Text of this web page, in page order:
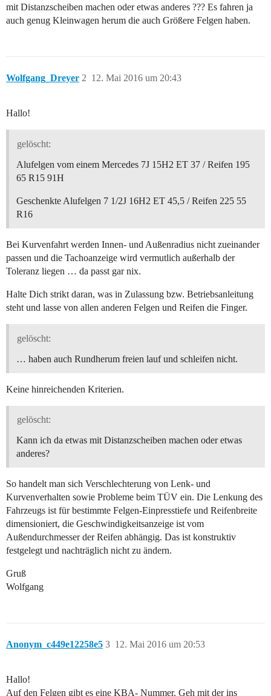
mit Distanzscheiben machen oder etwas anderes ??? Es fahren ja
auch genug Kleinwagen herum die auch Größere Felgen haben.
Wolfgang_Dreyer 12. Mai 2016 um 20:43
2
Hallo!
gelöscht:
Alufelgen vom einem Mercedes 7J 15H2 ET 37 / Reifen 195
65 R15 91H
Geschenkte Alufelgen 7 1/2J 16H2 ET 45,5 / Reifen 225 55
R16
Bei Kurvenfahrt werden Innen- und Außenradius nicht zueinander
passen und die Tachoanzeige wird vermutlich außerhalb der
Toleranz liegen … da passt gar nix.
Halte Dich strikt daran, was in Zulassung bzw. Betriebsanleitung
steht und lasse von allen anderen Felgen und Reifen die Finger.
gelöscht:
… haben auch Rundherum freien lauf und schleifen nicht.
Keine hinreichenden Kriterien.
gelöscht:
Kann ich da etwas mit Distanzscheiben machen oder etwas
anderes?
So handelt man sich Verschlechterung von Lenk- und
Kurvenverhalten sowie Probleme beim TÜV ein. Die Lenkung des
Fahrzeugs ist für bestimmte Felgen-Einpresstiefe und Reifenbreite
dimensioniert, die Geschwindigkeitsanzeige ist vom
Außendurchmesser der Reifen abhängig. Das ist konstruktiv
festgelegt und nachträglich nicht zu ändern.
Gruß
Wolfgang
Anonym_c449e12258e5 12. Mai 2016 um 20:53
3
Hallo!
Auf den Felgen gibt es eine KBA- Nummer. Geh mit der ins